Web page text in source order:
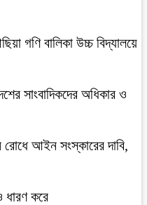
গণি বালিকা উচ্চ বিদ্যালয়ে
সাংবাদিকদের অধিকার ও
রোধে আইন সংস্কারের দাবি,
ধারণ করে